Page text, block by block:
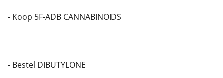
- Koop 5F-ADB CANNABINOIDS
- Bestel DIBUTYLONE